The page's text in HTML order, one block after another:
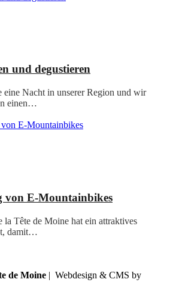
und degustieren
eine Nacht in unserer Region und wir
einen…
von E-Mountainbikes
la Tête de Moine hat ein attraktives
damit…
de Moine | Webdesign & CMS by